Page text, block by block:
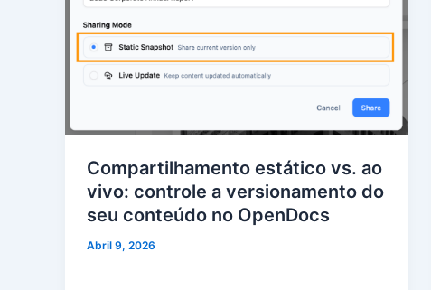
Compartilhamento estático vs. ao
vivo: controle a versionamento do
seu conteúdo no OpenDocs
Abril 9, 2026